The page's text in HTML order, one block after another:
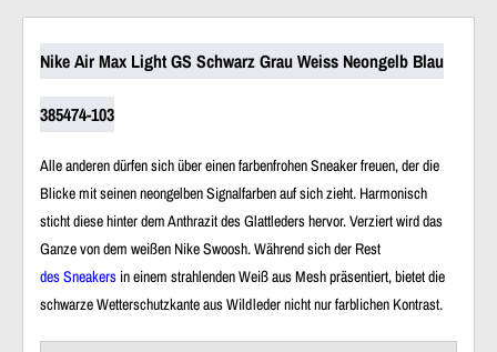
Nike Air Max Light GS Schwarz Grau Weiss Neongelb Blau
385474-103
Alle anderen dürfen sich über einen farbenfrohen Sneaker freuen, der die
Blicke mit seinenneongelben Signalfarbenauf sich zieht. Harmonisch
sticht diese hinter dem Anthrazit des Glattleders hervor. Verziert wird das
Ganze von dem weißen Nike Swoosh. Während sich der Rest
des Sneakers in einem strahlenden Weiß aus Meshpräsentiert, bietet die
schwarze Wetterschutzkante aus Wildledernicht nur farblichen Kontrast.